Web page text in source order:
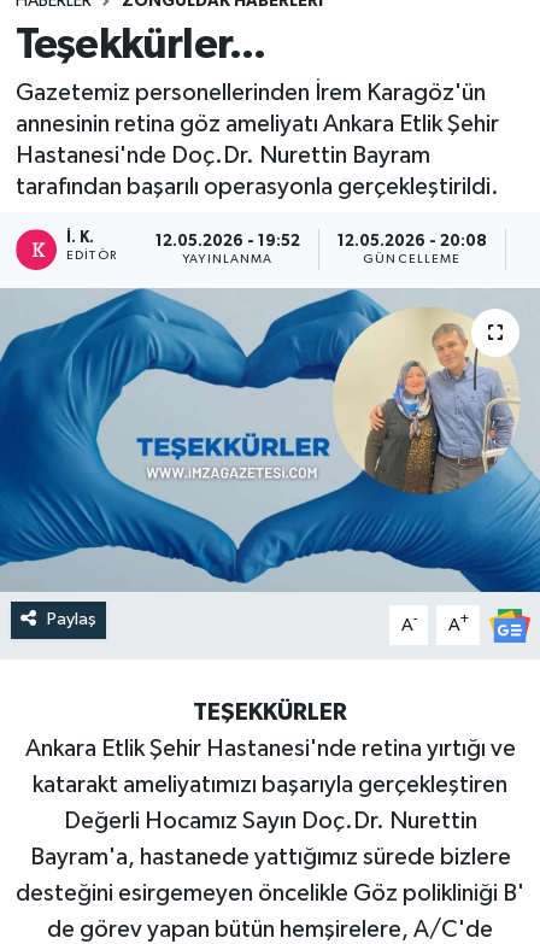
Teşekkürler...
Gazetemiz personellerinden İrem Karagöz'ün
annesinin retina göz ameliyatı Ankara Etlik Şehir
Hastanesi'nde Doç.Dr. Nurettin Bayram
tarafından başarılı operasyonla gerçekleştirildi.
İ. K.
EDITÖR
12.05.2026 - 19:52
YAYINLANMA
12.05.2026 - 20:08
GÜNCELLEME
Paylaş A- A+
TEŞEKKÜRLER
Ankara Etlik Şehir Hastanesi'nde retina yırtığı ve
katarakt ameliyatımızı başarıyla gerçekleştiren
Değerli Hocamız Sayın Doç.Dr. Nurettin
Bayram'a, hastanede yattığımız sürede bizlere
desteğini esirgemeyen öncelikle Göz polikliniği B'
de görev yapan bütün hemşirelere, A/C'de
DEVREK
DÜZCE
EREĞLİ
GÖKÇEBEY
KARABÜK
KASTAMONU